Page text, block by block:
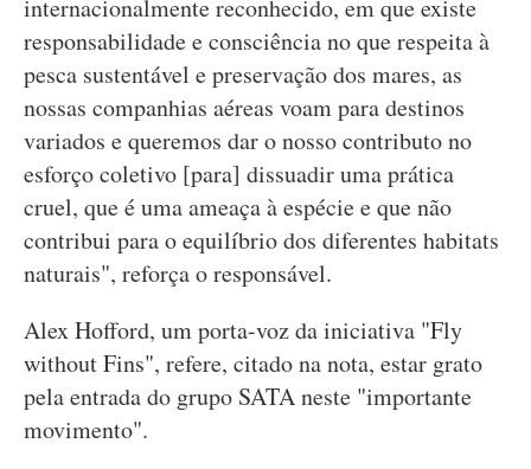
internacionalmente reconhecido, em que existe
responsabilidade e consciência no que respeita à
pesca sustentável e preservação dos mares, as
nossas companhias aéreas voam para destinos
variados e queremos dar o nosso contributo no
esforço coletivo [para] dissuadir uma prática
cruel, que é uma ameaça à espécie e que não
contribui para o equilíbrio dos diferentes habitats
naturais", reforça o responsável.
Alex Hofford, um porta-voz da iniciativa "Fly
without Fins", refere, citado na nota, estar grato
pela entrada do grupo SATA neste "importante
movimento".